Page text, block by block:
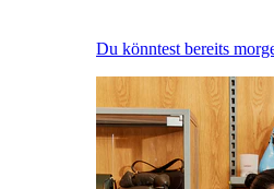
Du könntest bereits